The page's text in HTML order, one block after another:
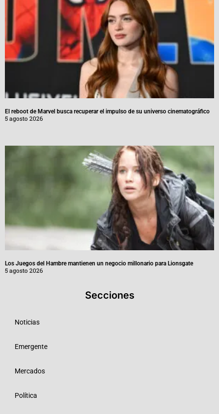
El reboot de Marvel busca recuperar el impulso de su universo cinematográfico
5 agosto 2026
Los Juegos del Hambre mantienen un negocio millonario para Lionsgate
5 agosto 2026
Secciones
Noticias
Emergente
Mercados
Política